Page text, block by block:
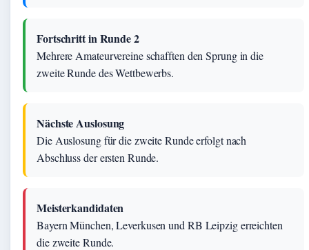
Fortschritt in Runde 2
Mehrere Amateurvereine schafften den Sprung in die
zweite Runde des Wettbewerbs.
Nächste Auslosung
Die Auslosung für die zweite Runde erfolgt nach
Abschluss der ersten Runde.
Meisterkandidaten
Bayern München, Leverkusen und RB Leipzig erreichten
die zweite Runde.